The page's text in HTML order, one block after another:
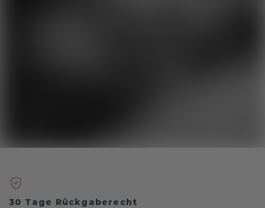
30 Tage Rückgaberecht